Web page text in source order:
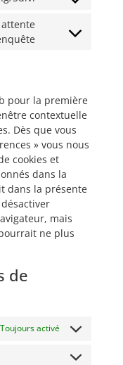
pour la première
contextuelle
Dès que vous
» vous nous
cookies et
dans la
dans la présente
mais
ne plus
de
Toujours activé